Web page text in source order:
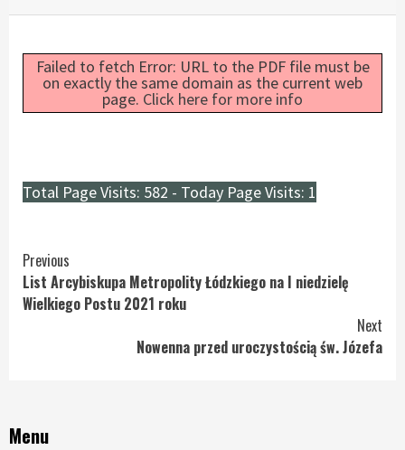
Failed to fetch Error: URL to the PDF file must be
on exactly the same domain as the current web
page. Click here for more info
Total Page Visits: 582 - Today Page Visits: 1
Continue
Reading
Previous
List Arcybiskupa Metropolity Łódzkiego na I niedzielę
Wielkiego Postu 2021 roku
Next
Nowenna przed uroczystością św. Józefa
Menu